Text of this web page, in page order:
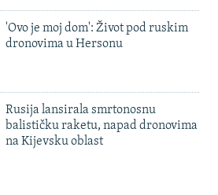
'Ovo je moj dom': Život pod ruskim
dronovima u Hersonu
Rusija lansirala smrtonosnu
balističku raketu, napad dronovima
na Kijevsku oblast